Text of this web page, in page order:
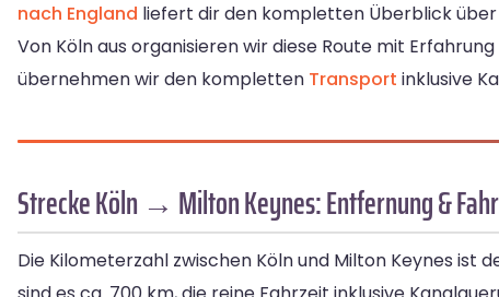
nach England liefert dir den kompletten Überblick über
Von Köln aus organisieren wir diese Route mit
übernehmen wir den kompletten Transport inklusive
Strecke Köln → Milton Keynes: Entfernung &
Die Kilometerzahl zwischen Köln und Milton Keynes ist